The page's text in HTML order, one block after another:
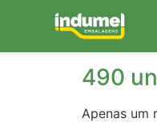
/
490
Apenas um